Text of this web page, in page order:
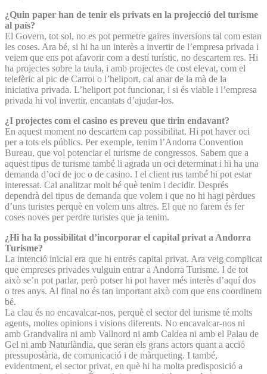
¿Quin paper han de tenir els privats en la projecció del turisme
al país?
El Govern, tot sol, no es pot permetre gaires inversions tal com estan
les coses. Ara bé, si hi ha un interès a invertir de l’empresa privada i
veiem que ens pot afavorir com a destí turístic, no descartem res. Hi
ha projectes sobre la taula, i amb projectes de cost elevat, com el
telefèric al pic de Carroi o l’heliport, cal anar de la mà de la
iniciativa privada. L’heliport pot funcionar, i si és viable i l’empresa
privada hi vol invertir, encantats d’ajudar-los.
¿I projectes com el casino es preveu que tirin endavant?
En aquest moment no descartem cap possibilitat. Hi pot haver oci
per a tots els públics. Per exemple, tenim l’Andorra Convention
Bureau, que vol potenciar el turisme de congressos. Sabem que a
aquest tipus de turisme també li agrada un oci determinat i hi ha una
demanda d’oci de joc o de casino. I el client rus també hi pot estar
interessat. Cal analitzar molt bé què tenim i decidir. Després
dependrà del tipus de demanda que volem i que no hi hagi pèrdues
d’uns turistes perquè en volem uns altres. El que no farem és fer
coses noves per perdre turistes que ja tenim.
¿Hi ha la possibilitat d’incorporar el capital privat a Andorra
Turisme?
La intenció inicial era que hi entrés capital privat. Ara veig complicat
que empreses privades vulguin entrar a Andorra Turisme. I de tot
això se’n pot parlar, però potser hi pot haver més interès d’aquí dos
o tres anys. Al final no és tan important això com que ens coordinem
bé.
La clau és no encavalcar-nos, perquè el sector del turisme té molts
agents, moltes opinions i visions diferents. No encavalcar-nos ni
amb Grandvalira ni amb Vallnord ni amb Caldea ni amb el Palau de
Gel ni amb Naturlàndia, que seran els grans actors quant a acció
pressupostària, de comunicació i de màrqueting. I també,
evidentment, el sector privat, en què hi ha molta predisposició a